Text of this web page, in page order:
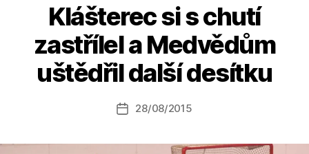
Klášterec si s chutí
zastřílel a Medvědům
uštědřil další desítku
Autor
příspěvku
u
t
a
Datum
28/08/2015